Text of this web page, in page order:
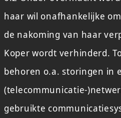
haar wil onafhankelijke
de nakoming van haar
Koper wordt verhinderd.
behoren o.a. storingen in
(telecommunicatie-
gebruikte